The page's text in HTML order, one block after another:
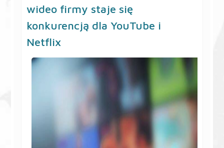
wideo firmy staje się
konkurencją dla YouTube i
Netflix